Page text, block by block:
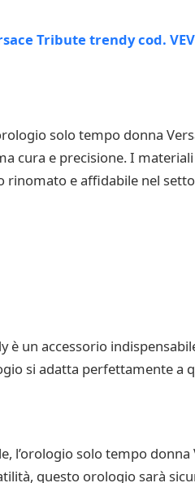
solo tempo donna
cura e precisione. I
rinomato e affidabile nel
è un accessorio
si adatta perfettamente
l’orologio solo tempo
questo orologio sarà